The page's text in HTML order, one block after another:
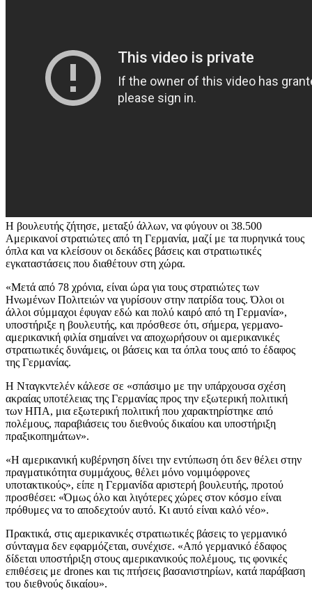
H βουλευτής ζήτησε, μεταξύ άλλων, να φύγουν οι 38.500
Αμερικανοί στρατιώτες από τη Γερμανία, μαζί με τα πυρηνικά τους
όπλα και να κλείσουν οι δεκάδες βάσεις και στρατιωτικές
εγκαταστάσεις που διαθέτουν στη χώρα.
«Μετά από 78 χρόνια, είναι ώρα για τους στρατιώτες των
Ηνωμένων Πολιτειών να γυρίσουν στην πατρίδα τους. Όλοι οι
άλλοι σύμμαχοι έφυγαν εδώ και πολύ καιρό από τη Γερμανία»,
υποστήριξε η βουλευτής, και πρόσθεσε ότι, σήμερα, γερμανο-
αμερικανική φιλία σημαίνει να αποχωρήσουν οι αμερικανικές
στρατιωτικές δυνάμεις, οι βάσεις και τα όπλα τους από το έδαφος
της Γερμανίας.
Η Νταγκντελέν κάλεσε σε «σπάσιμο με την υπάρχουσα σχέση
ακραίας υποτέλειας της Γερμανίας προς την εξωτερική πολιτική
των ΗΠΑ, μια εξωτερική πολιτική που χαρακτηρίστηκε από
πολέμους, παραβιάσεις του διεθνούς δικαίου και υποστήριξη
πραξικοπημάτων».
«Η αμερικανική κυβέρνηση δίνει την εντύπωση ότι δεν θέλει στην
πραγματικότητα συμμάχους, θέλει μόνο νομιμόφρονες
υποτακτικούς», είπε η Γερμανίδα αριστερή βουλευτής, προτού
προσθέσει: «Όμως όλο και λιγότερες χώρες στον κόσμο είναι
πρόθυμες να το αποδεχτούν αυτό. Κι αυτό είναι καλό νέο».
Πρακτικά, στις αμερικανικές στρατιωτικές βάσεις το γερμανικό
σύνταγμα δεν εφαρμόζεται, συνέχισε. «Από γερμανικό έδαφος
δίδεται υποστήριξη στους αμερικανικούς πολέμους, τις φονικές
επιθέσεις με drones και τις πτήσεις βασανιστηρίων, κατά παράβαση
του διεθνούς δικαίου».